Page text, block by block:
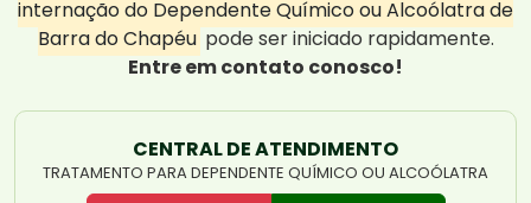
internação do Dependente Químico ou Alcoólatra de
Barra do Chapéu pode ser iniciado rapidamente.
Entre em contato conosco!
CENTRAL DE ATENDIMENTO
TRATAMENTO PARA DEPENDENTE QUÍMICO OU ALCOÓLATRA